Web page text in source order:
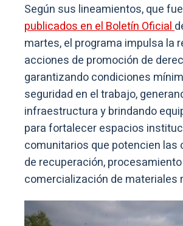
Según sus lineamientos, que
publicados en el Boletín Oficial
martes, el programa impulsa la
acciones de promoción de
garantizando condiciones
seguridad en el trabajo,
infraestructura y brindando
para fortalecer espacios
comunitarios que potencien las
de recuperación,
comercialización de materiales